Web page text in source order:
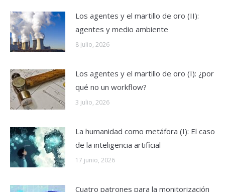
Los agentes y el martillo de oro (II):
agentes y medio ambiente
8 julio, 2026
Los agentes y el martillo de oro (I): ¿por
qué no un workflow?
3 julio, 2026
La humanidad como metáfora (I): El caso
de la inteligencia artificial
17 junio, 2026
Cuatro patrones para la monitorización